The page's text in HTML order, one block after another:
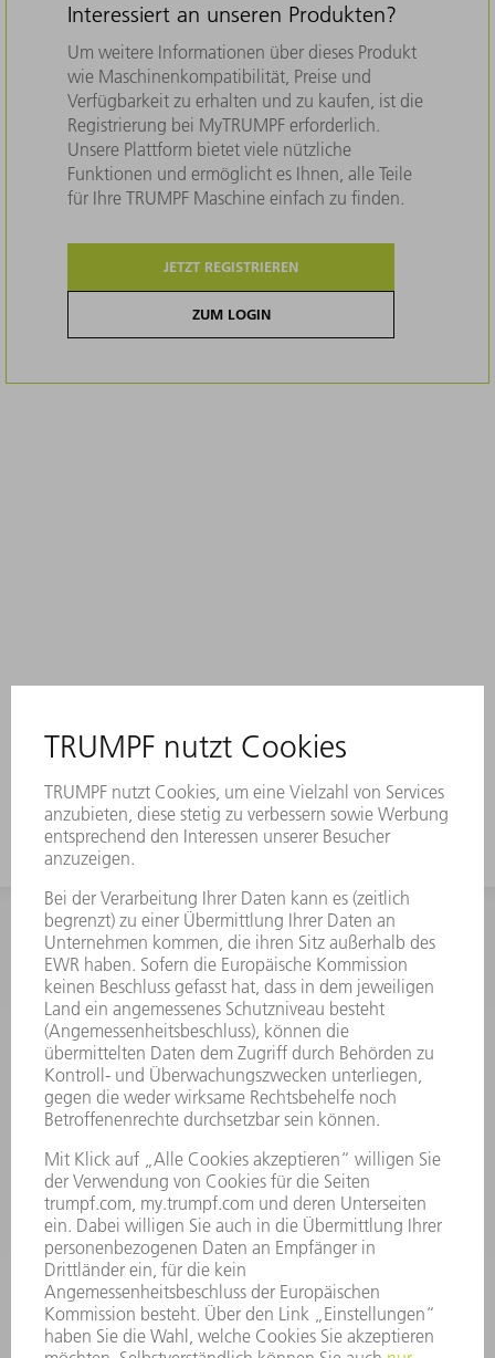
Interessiert an unseren Produkten?
Um weitere Informationen über dieses Produkt
wie Maschinenkompatibilität, Preise und
Verfügbarkeit zu erhalten und zu kaufen, ist die
Registrierung bei MyTRUMPF erforderlich.
Unsere Plattform bietet viele nützliche
Funktionen und ermöglicht es Ihnen, alle Teile
für Ihre TRUMPF Maschine einfach zu finden.
JETZT REGISTRIEREN
ZUM LOGIN
INFORMATION
Häufig gestellte Fragen
Allgemeine Geschäftsbedingungen
KONTAKT
Kundenbetreuung TRUMPF Werkzeugmaschinen
+49 7156 303 33222
Mo - Fr: 07:30 - 17:30 Uhr
Erweiterte Rufbereitschaft per Service App Mo - Fr:
06:30 - 20.00 Uhr Sa: 07:00 - 12:00 Uhr
Kundenbetreuung@trumpf.com
KONTAKT
Service TRUMPF Lasertechnik
+49 7156 303 37444
Mo - Fr: 07:30 - 18:00 Uhr
Additive Manufacturing 07:30 - 17:30 Uhr
spareparts.tld@trumpf.com